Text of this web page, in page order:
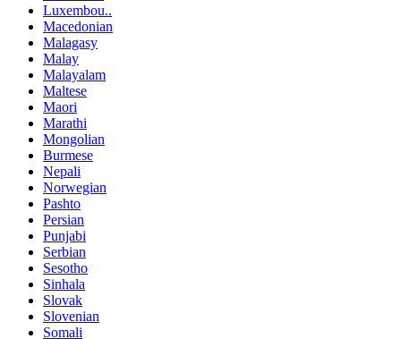
Luxembou..
Macedonian
Malagasy
Malay
Malayalam
Maltese
Maori
Marathi
Mongolian
Burmese
Nepali
Norwegian
Pashto
Persian
Punjabi
Serbian
Sesotho
Sinhala
Slovak
Slovenian
Somali